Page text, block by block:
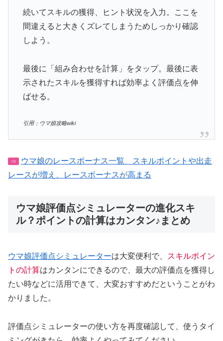
続いてスキルの獲得、ヒント状況を入力。ここを
間違えると大きくズレてしまうためしっかり確認
しよう。
最後に「組み合わせを計算」をタップ。最後に表
示されたスキルを獲得すれば効率よく評価点を伸
ばせる。
引用：ウマ娘攻略wiki
⇒
ウマ娘のレースボーナス一覧 スキルポイントや出走
レースが増え、レースボーナスが高まる
ウマ娘評価点シミュレーターの進化スキ
ル？ポイントの計算はカンタン♪まとめ
ウマ娘評価点シミュレーターは大変便利で、
スキルポイン
トの計算はカンタンにできるので、最大の評価点を獲得し
たい時などに活用できて、大変おすすめだということがわ
かりました。
評価点シミュレーターの使い方を再度確認して、使うタイ